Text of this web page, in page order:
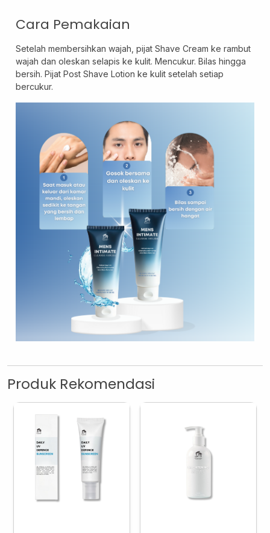
Cara Pemakaian
Setelah membersihkan wajah, pijat Shave Cream ke rambut
wajah dan oleskan selapis ke kulit. Mencukur. Bilas hingga
bersih. Pijat Post Shave Lotion ke kulit setelah setiap
bercukur.
Produk Rekomendasi